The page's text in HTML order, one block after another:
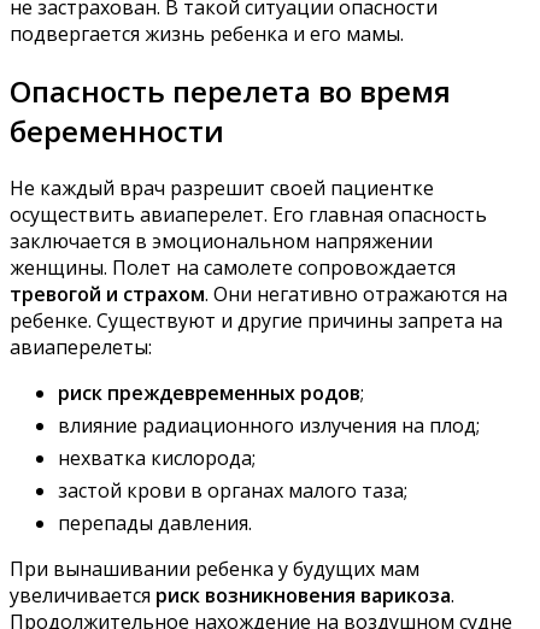
не застрахован. В такой ситуации опасности
подвергается жизнь ребенка и его мамы.
Опасность перелета во время
беременности
Не каждый врач разрешит своей пациентке
осуществить авиаперелет. Его главная опасность
заключается в эмоциональном напряжении
женщины. Полет на самолете сопровождается
тревогой и страхом. Они негативно отражаются на
ребенке. Существуют и другие причины запрета на
авиаперелеты:
риск преждевременных родов;
влияние радиационного излучения на плод;
нехватка кислорода;
застой крови в органах малого таза;
перепады давления.
При вынашивании ребенка у будущих мам
увеличивается риск возникновения варикоза.
Продолжительное нахождение на воздушном судне